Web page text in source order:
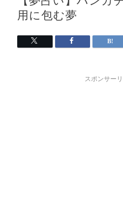
用に包む夢
スポンサー